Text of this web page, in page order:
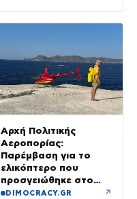
Αρχή Πολιτικής
Αεροπορίας:
Παρέμβαση για το
ελικόπτερο που
προσγειώθηκε στο
Σαρακήνικο της
DIMOCRACY.GR ↗